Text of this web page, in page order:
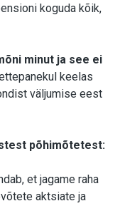
koguda kõik,
minut ja see ei
keelas
väljumise eest
põhimõtetest:
et jagame raha
aktsiate ja